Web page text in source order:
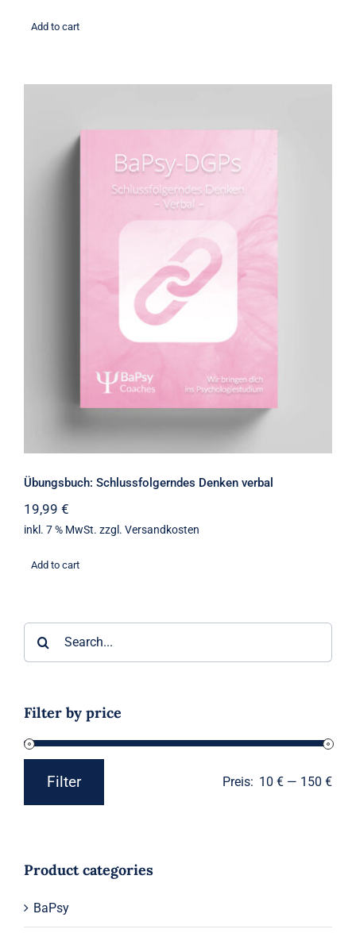
Add to cart
Übungsbuch: Schlussfolgerndes
Denken verbal
Übungsbuch: Schlussfolgerndes Denken verbal
19,99 €
inkl. 7 % MwSt. zzgl. Versandkosten
Add to cart
nach:
Filter by price
Max.
Filter Preis: 10 € — 150 €
Product categories
BaPsy